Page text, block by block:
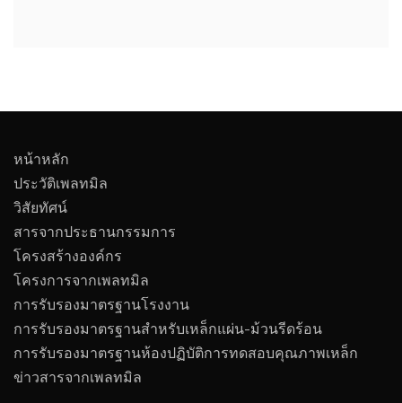
หน้าหลัก
ประวัติเพลทมิล
วิสัยทัศน์
สารจากประธานกรรมการ
โครงสร้างองค์กร
โครงการจากเพลทมิล
การรับรองมาตรฐานโรงงาน
การรับรองมาตรฐานสำหรับเหล็กแผ่น-ม้วนรีดร้อน
การรับรองมาตรฐานห้องปฏิบัติการทดสอบคุณภาพเหล็ก
ข่าวสารจากเพลทมิล